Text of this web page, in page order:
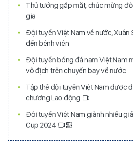
Thủ tướng gặp mặt, chúc mừng
gia
Đội tuyển Việt Nam về nước, Xuân
đến bệnh viện
Đội tuyển bóng đá nam Việt Nam
vô địch trên chuyến bay về nước
Tập thể đội tuyển Việt Nam được
chương Lao động
Đội tuyển Việt Nam giành nhiều
Cup 2024